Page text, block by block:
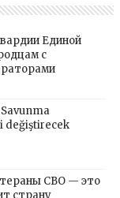
Единой
с
değiştirecek
СВО — это